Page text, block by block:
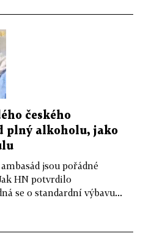
českého
plný alkoholu, jako
jsou pořádné
HN potvrdilo
se o standardní výbavu...